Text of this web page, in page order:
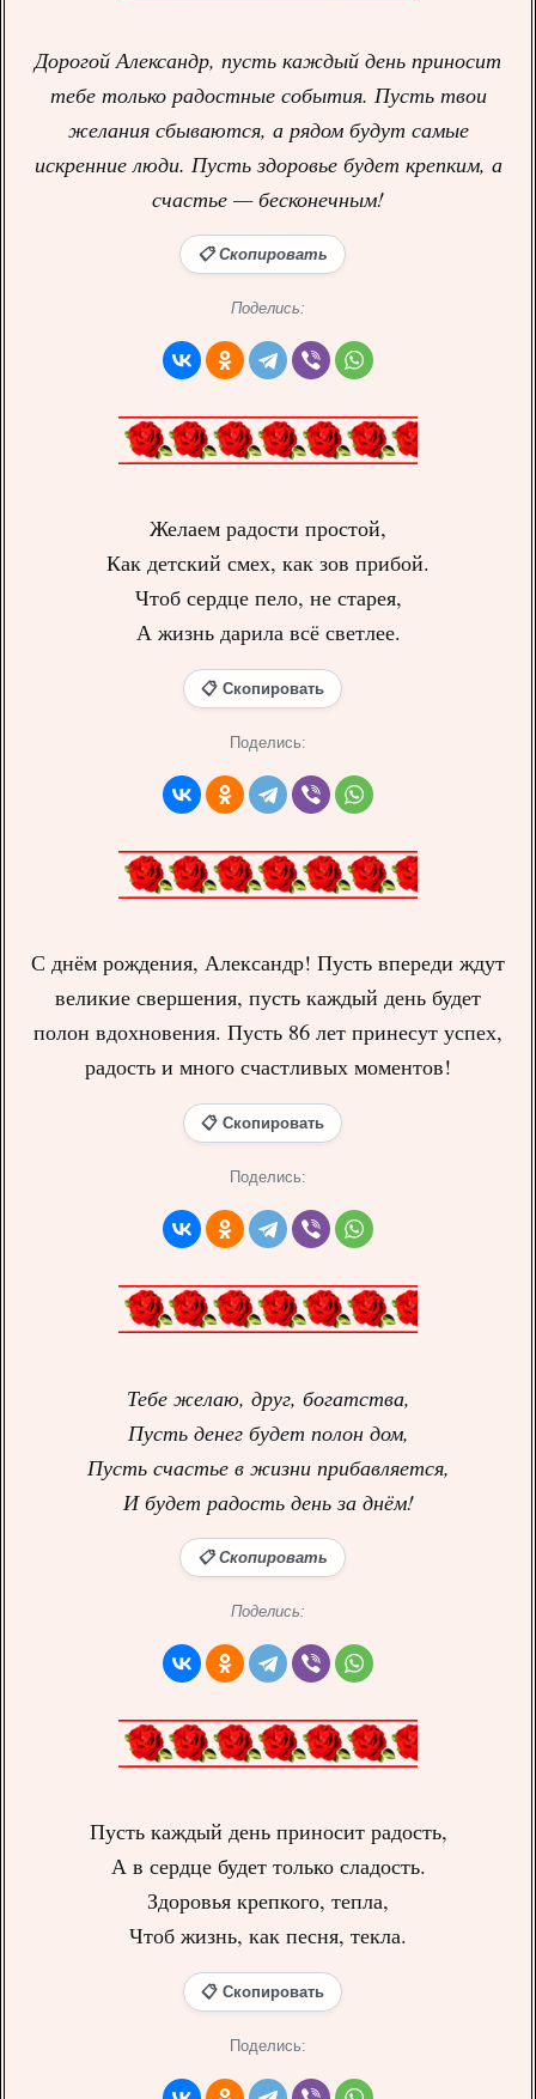
Дорогой Александр, пусть каждый день приносит
тебе только радостные события. Пусть твои
желания сбываются, а рядом будут самые
искренние люди. Пусть здоровье будет крепким, а
счастье — бесконечным!
📋 Скопировать
Поделись:
Желаем радости простой,
Как детский смех, как зов прибой.
Чтоб сердце пело, не старея,
А жизнь дарила всё светлее.
📋 Скопировать
Поделись:
С днём рождения, Александр! Пусть впереди ждут
великие свершения, пусть каждый день будет
полон вдохновения. Пусть 86 лет принесут успех,
радость и много счастливых моментов!
📋 Скопировать
Поделись:
Тебе желаю, друг, богатства,
Пусть денег будет полон дом,
Пусть счастье в жизни прибавляется,
И будет радость день за днём!
📋 Скопировать
Поделись:
Пусть каждый день приносит радость,
А в сердце будет только сладость.
Здоровья крепкого, тепла,
Чтоб жизнь, как песня, текла.
📋 Скопировать
Поделись: